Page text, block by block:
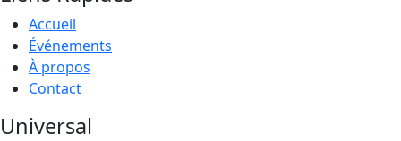
Accueil
Événements
À propos
Contact
Universal